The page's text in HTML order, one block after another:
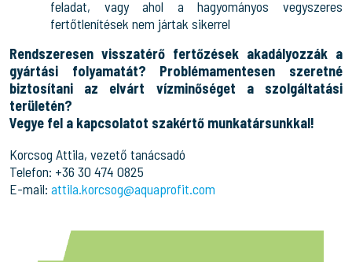
feladat, vagy ahol a hagyományos vegyszeres
fertőtlenítések nem jártak sikerrel
Rendszeresen visszatérő fertőzések akadályozzák a
gyártási folyamatát? Problémamentesen szeretné
biztosítani az elvárt vízminőséget a szolgáltatási
területén?
Vegye fel a kapcsolatot szakértő munkatársunkkal!
Korcsog Attila, vezető tanácsadó
Telefon: +36 30 474 0825
E-mail: attila.korcsog@aquaprofit.com